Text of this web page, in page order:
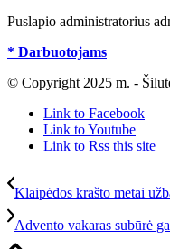
Puslapio administratorius
* Darbuotojams
© Copyright 2025 m. -
Link to Facebook
Link to Youtube
Link to Rss this site
Klaipėdos krašto metai
Advento vakaras subūrė